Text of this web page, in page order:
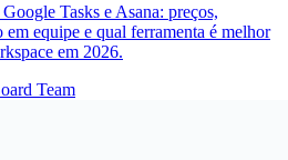
Tasks e Asana: preços,
equipe e qual ferramenta é melhor
em 2026.
Team